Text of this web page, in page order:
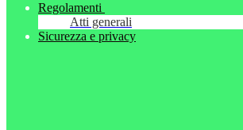
Regolamenti
Atti generali
Sicurezza e privacy